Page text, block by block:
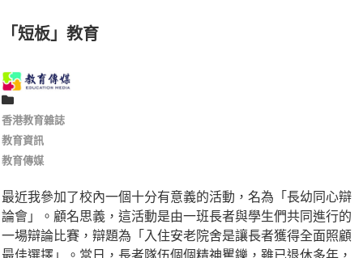
「短板」教育
香港教育雜誌
教育資訊
教育傳媒
最近我參加了校內一個十分有意義的活動，名為「長幼同心辯
論會」。顧名思義，這活動是由一班長者與學生們共同進行的
一場辯論比賽，辯題為「入住安老院舍是讓長者獲得全面照顧
最佳選擇」。當日，長者隊伍個個精神矍鑠，雖已退休多年，